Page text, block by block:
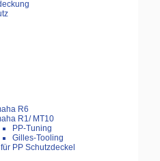
R6
R1/ MT10
PP-Tuning
Gilles-Tooling
PP Schutzdeckel